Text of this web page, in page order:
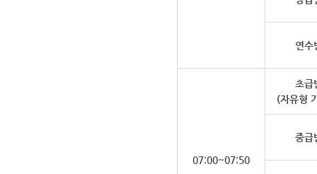
연수
07:00~07:50
초급
(자유형
중급